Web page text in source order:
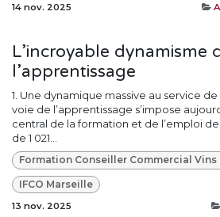
14 nov. 2025
L’incroyable dynamisme
l’apprentissage
1. Une dynamique massive au service de
voie de l’apprentissage s’impose
central de la formation et de l’emploi
de 1 021...
Formation Conseiller Commercial
IFCO Marseille
13 nov. 2025